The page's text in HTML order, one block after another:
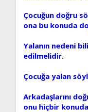
Çocuğun doğru
ona bu konuda
Yalanın nedeni
edilmelidir.
Çocuğa yalan
Arkadaşlarını
onu hiçbir